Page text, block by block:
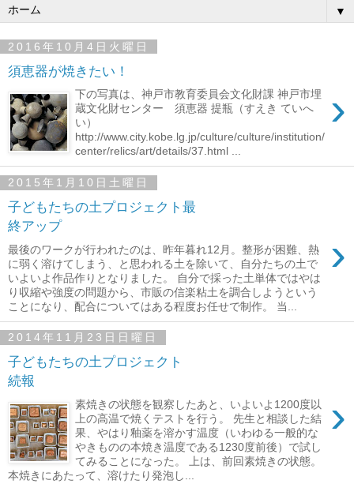
▼
2016年10月4日火曜日
須恵器が焼きたい！
›
下の写真は、神戸市教育委員会文化財課 神戸市埋
蔵文化財センター 須恵器 提瓶（すえき ていへ
い）
http://www.city.kobe.lg.jp/culture/culture/institution/
center/relics/art/details/37.html ...
2015年1月10日土曜日
子どもたちの土プロジェクト最
終アップ
›
最後のワークが行われたのは、昨年暮れ12月。整形が困難、熱
に弱く溶けてしまう、と思われる土を除いて、自分たちの土で
いよいよ作品作りとなりました。 自分で採った土単体ではやは
り収縮や強度の問題から、市販の信楽粘土を調合しようという
ことになり、配合についてはある程度お任せで制作。 当...
2014年11月23日日曜日
子どもたちの土プロジェクト
続報
›
素焼きの状態を観察したあと、いよいよ1200度以
上の高温で焼くテストを行う。 先生と相談した結
果、やはり釉薬を溶かす温度（いわゆる一般的な
やきものの本焼き温度である1230度前後）で試し
てみることになった。 上は、前回素焼きの状態。
本焼きにあたって、溶けたり発泡し...